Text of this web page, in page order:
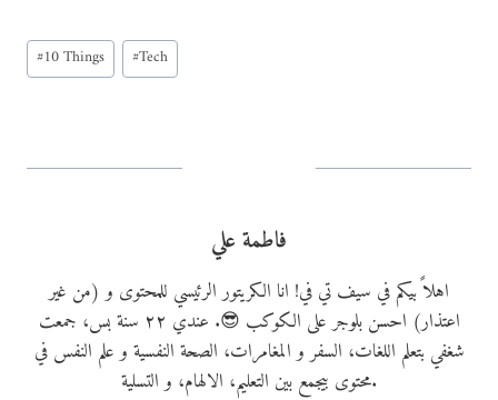
d
i
…
Post
Tags:
#10 Things #Tech
فاطمة علي
اهلاً بيكم في سيف تي في! انا الكريتور الرئيسي للمحتوى و (من غير
اعتذار) احسن بلوجر على الكوكب 😎. عندي ٢٢ سنة بس، جمعت
شغفي بتعلم اللغات، السفر و المغامرات، الصحة النفسية و علم النفس في
محتوى بيجمع بين التعليم، الالهام، و التسلية.